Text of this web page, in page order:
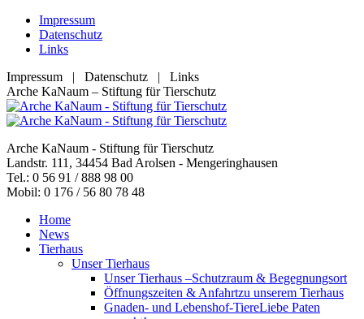
Zum
Inhalt
springen
Impressum
Datenschutz
Links
Impressum | Datenschutz | Links
Facebook
page
opens
new
window
YouTube
page
opens
new
window
RSS
page
opens
new
window
E-
Mail
page
in
new
window
Arche KaNaum – Stiftung für Tierschutz
Arche KaNaum - Stiftung für Tierschutz
Landstr. 111, 34454 Bad Arolsen - Mengeringhausen
Tel.: 0 56 91 / 888 98 00
Mobil: 0 176 / 56 80 78 48
Home
News
Tierhaus
Unser Tierhaus
Unser Tierhaus –Schutzraum & Begegnungsort
Öffnungszeiten & Anfahrtzu unserem Tierhaus
Gnaden- und Lebenshof-TiereLiebe Paten